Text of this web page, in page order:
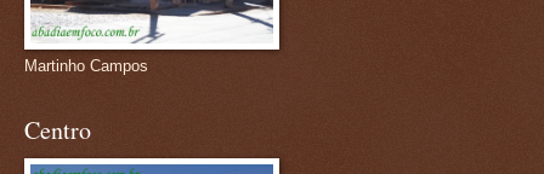
Martinho Campos
Centro